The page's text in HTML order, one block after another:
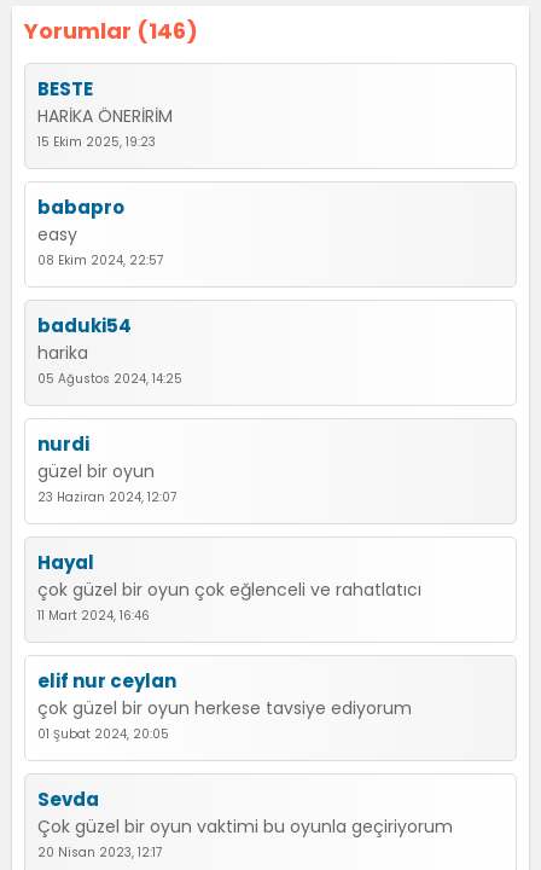
Yorumlar (146)
BESTE
HARİKA ÖNERİRİM
15 Ekim 2025, 19:23
babapro
easy
08 Ekim 2024, 22:57
baduki54
harika
05 Ağustos 2024, 14:25
nurdi
güzel bir oyun
23 Haziran 2024, 12:07
Hayal
çok güzel bir oyun çok eğlenceli ve rahatlatıcı
11 Mart 2024, 16:46
elif nur ceylan
çok güzel bir oyun herkese tavsiye ediyorum
01 Şubat 2024, 20:05
Sevda
Çok güzel bir oyun vaktimi bu oyunla geçiriyorum
20 Nisan 2023, 12:17